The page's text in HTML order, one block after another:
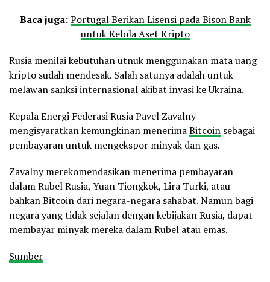
Baca juga: Portugal Berikan Lisensi pada Bison Bank
untuk Kelola Aset Kripto
Rusia menilai kebutuhan utnuk menggunakan mata uang
kripto sudah mendesak. Salah satunya adalah untuk
melawan sanksi internasional akibat invasi ke Ukraina.
Kepala Energi Federasi Rusia Pavel Zavalny
mengisyaratkan kemungkinan menerimaBitcoin sebagai
pembayaran untuk mengekspor minyak dan gas.
Zavalny merekomendasikan menerima pembayaran
dalam Rubel Rusia, Yuan Tiongkok, Lira Turki, atau
bahkan Bitcoin dari negara-negara sahabat. Namun bagi
negara yang tidak sejalan dengan kebijakan Rusia, dapat
membayar minyak mereka dalam Rubel atau emas.
Sumber